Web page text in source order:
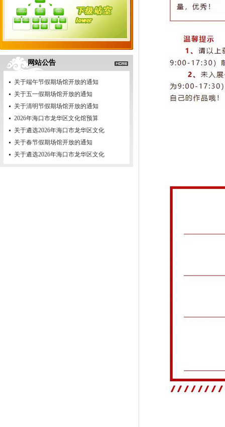
网站公告
关于端午节假期场馆开放的通知
关于五一假期场馆开放的通知
关于清明节假期场馆开放的通知
2026年海口市龙华区文化馆预算
关于遴选2026年海口市龙华区文化
关于春节假期场馆开放的通知
关于遴选2026年海口市龙华区文化